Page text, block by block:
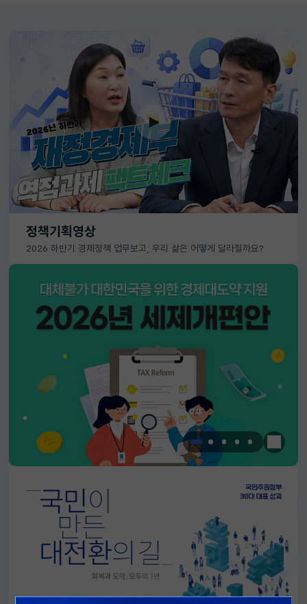
정책기획영상
2026 하반기 경제정책 업무보고, 우리 삶은 어떻게 달라질까요?
한눈에